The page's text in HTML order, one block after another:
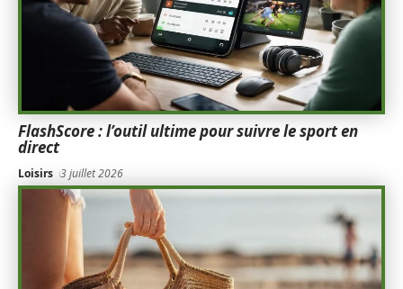
FlashScore : l’outil ultime pour suivre le sport en
direct
Loisirs 3 juillet 2026